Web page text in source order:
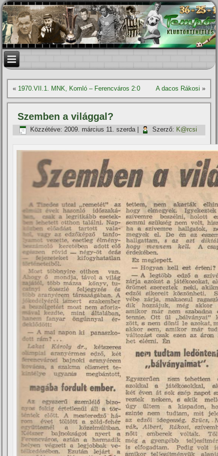
« 1970.VII.1. MNK, Komló – Ferencváros 2:0 A dacos Rákosi »
Szemben a világgal?
Közzétéve: 2009. március 11. szerda| Szerző: K@rcsi